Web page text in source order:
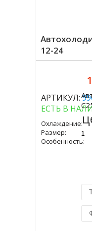
12-24
АРТИКУЛ:
ЕСТЬ В
Охлаждение:
Размер:
Особенность:
Купить